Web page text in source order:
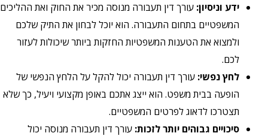
ידע וניסיון: עורך דין תעבורה מנוסה מכיר את החוק ואת ההליכים
המשפטיים בתחום התעבורה. הוא יוכל לבחון את התיק שלכם
ולמצוא את הטענות המשפטיות החזקות ביותר שיכולות לעזור
לכם.
לחץ נפשי: עורך דין תעבורה יכול להקל על הלחץ הנפשי של
הופעה בבית משפט. הוא ייצג אתכם באופן מקצועי ויעיל, כך שלא
תצטרכו לדאוג לפרטים המשפטיים.
סיכויים גבוהים יותר לזכות: עורך דין תעבורה מנוסה יכול